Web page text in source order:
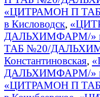
«ЦИТРАМОН П
в Кисловодск,
ДАЛЬХИМФАРМ/» в
ТАБ №20/
Константиновская,
ДАЛЬХИМФАРМ/» в
«ЦИТРАМОН П